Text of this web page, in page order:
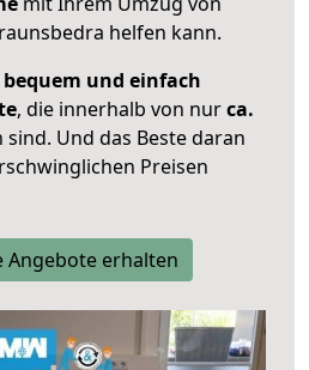
helfen kann.
bequem und einfach
, die innerhalb von nurca.
sind. Und das Beste daran
Preisen
Angebote erhalten